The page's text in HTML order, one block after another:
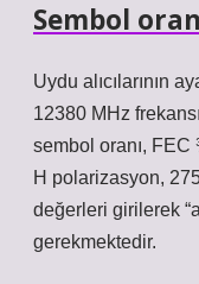
Sembol
Uydu alıcılarının
12380 MHz
sembol oranı,
H polarizasyon,
değerleri girilerek
gerekmektedir.